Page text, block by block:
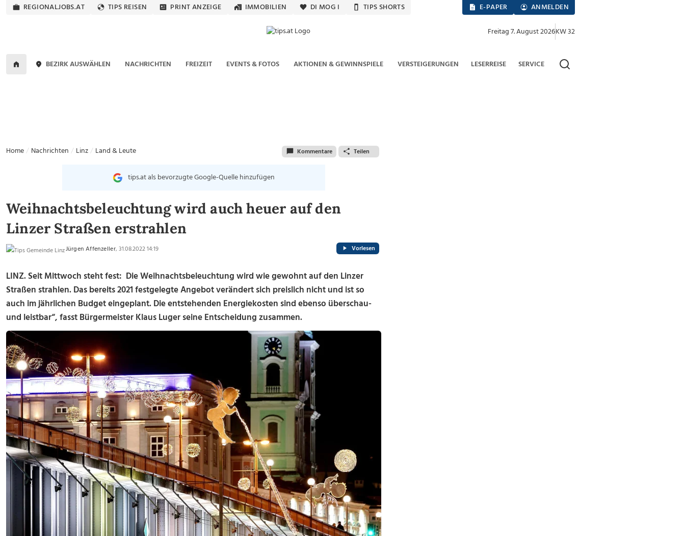
REGIONALJOBS.AT TIPS REISEN PRINT ANZEIGE IMMOBILIEN DI MOG I TIPS SHORTS E-PAPER ANMELDEN
Freitag 7. August 2026KW 32
BEZIRK AUSWÄHLEN NACHRICHTEN FREIZEIT EVENTS & FOTOS AKTIONEN & GEWINNSPIELE VERSTEIGERUNGEN LESERREISE SERVICE
Home Nachrichten Linz Land & Leute Kommentare Teilen
tips.at als bevorzugte Google-Quelle hinzufügen
Weihnachtsbeleuchtung wird auch heuer auf den
Linzer Straßen erstrahlen
Jürgen Affenzeller, 31.08.2022 14:19 Vorlesen
LINZ. Seit Mittwoch steht fest: Die Weihnachtsbeleuchtung wird wie gewohnt auf den Linzer
Straßen strahlen. Das bereits 2021 festgelegte Angebot verändert sich preislich nicht und ist so
auch im jährlichen Budget eingeplant. Die entstehenden Energiekosten sind ebenso überschau-
und leistbar“, fasst Bürgermeister Klaus Luger seine Entscheidung zusammen.